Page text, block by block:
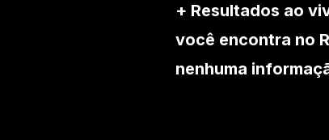
+ Resultados ao
você encontra no
nenhuma